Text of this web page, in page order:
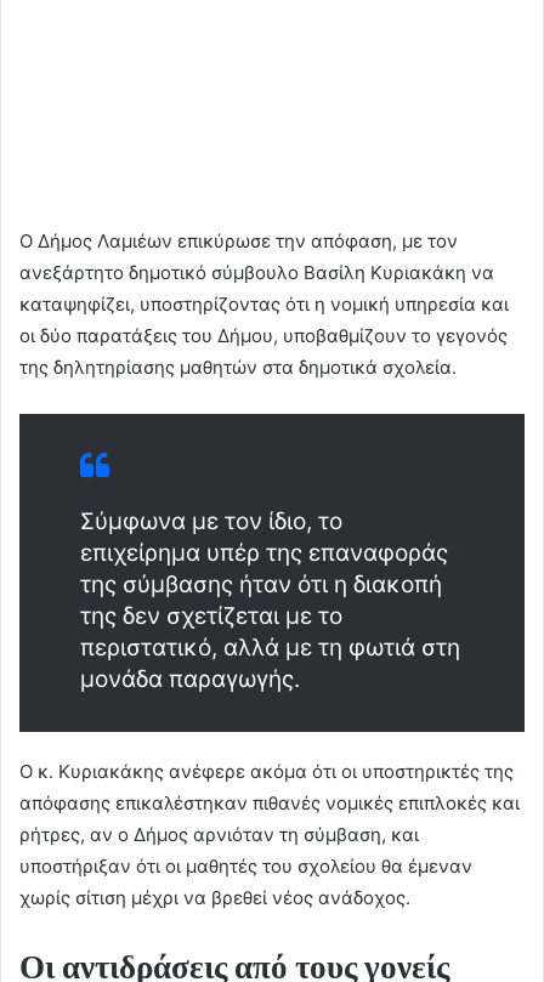
Ο Δήμος Λαμιέων επικύρωσε την απόφαση, με τον
ανεξάρτητο δημοτικό σύμβουλο Βασίλη Κυριακάκη να
καταψηφίζει, υποστηρίζοντας ότι η νομική υπηρεσία και
οι δύο παρατάξεις του Δήμου, υποβαθμίζουν το γεγονός
της δηλητηρίασης μαθητών στα δημοτικά σχολεία.
Σύμφωνα με τον ίδιο, το
επιχείρημα υπέρ της επαναφοράς
της σύμβασης ήταν ότι η διακοπή
της δεν σχετίζεται με το
περιστατικό, αλλά με τη φωτιά στη
μονάδα παραγωγής.
Ο κ. Κυριακάκης ανέφερε ακόμα ότι οι υποστηρικτές της
απόφασης επικαλέστηκαν πιθανές νομικές επιπλοκές και
ρήτρες, αν ο Δήμος αρνιόταν τη σύμβαση, και
υποστήριξαν ότι οι μαθητές του σχολείου θα έμεναν
χωρίς σίτιση μέχρι να βρεθεί νέος ανάδοχος.
Οι αντιδράσεις από τους γονείς